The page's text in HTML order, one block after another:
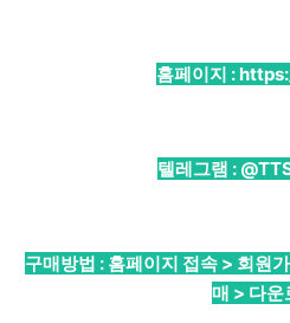
홈페이지 :
텔레그램 :
구매방법 : 홈페이지 접속 > 회원
매 > 다운